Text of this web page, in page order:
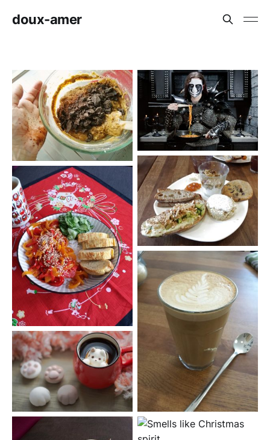
doux-amer